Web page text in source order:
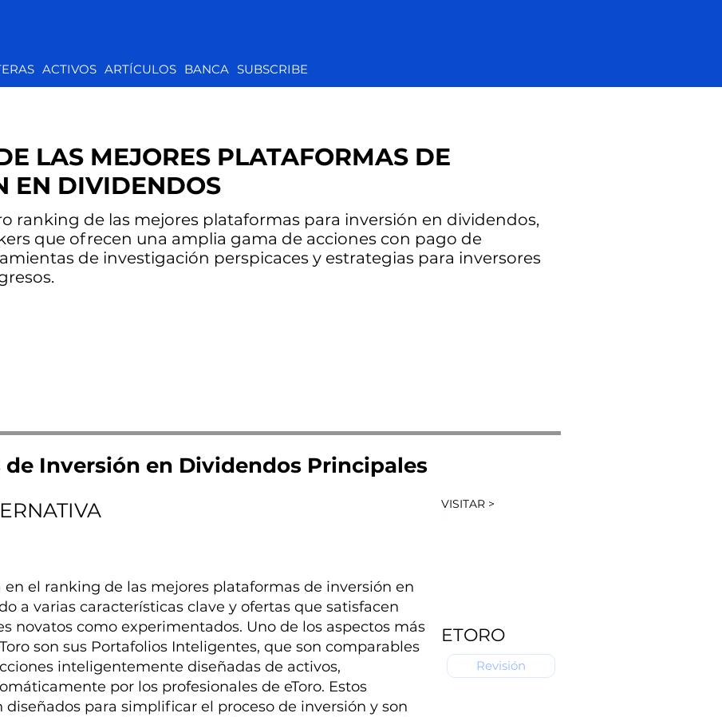
ACTIVOS ARTÍCULOS BANCA SUBSCRIBE
LAS MEJORES PLATAFORMAS DE
EN DIVIDENDOS
ranking de las mejores plataformas para inversión en dividendos,
que ofrecen una amplia gama de acciones con pago de
de investigación perspicaces y estrategias para inversores
Inversión en Dividendos Principales
en el ranking de las mejores plataformas de inversión en
a varias características clave y ofertas que satisfacen
novatos como experimentados. Uno de los aspectos más
son sus Portafolios Inteligentes, que son comparables
inteligentemente diseñadas de activos,
por los profesionales de eToro. Estos
diseñados para simplificar el proceso de inversión y son
VISITAR >
ETORO
Revisión